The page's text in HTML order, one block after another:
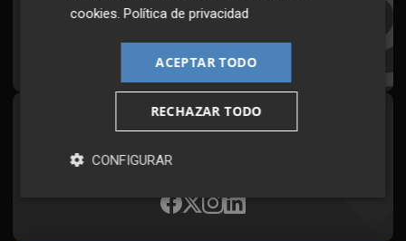
Todos los días a primera hora en tu email
Síguenos en redes
Plaza Podcast, desde cualquier medio
cookies.Política de privacidad
ACEPTAR TODO
RECHAZAR TODO
CONFIGURAR